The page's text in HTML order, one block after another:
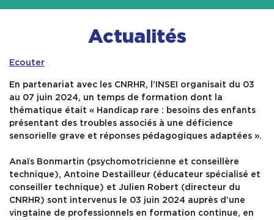
Actualités
Ecouter
En partenariat avec les CNRHR, l’INSEI organisait du 03
au 07 juin 2024, un temps de formation dont la
thématique était « Handicap rare : besoins des enfants
présentant des troubles associés à une déficience
sensorielle grave et réponses pédagogiques adaptées ».
Anaïs Bonmartin (psychomotricienne et conseillère
technique), Antoine Destailleur (éducateur spécialisé et
conseiller technique) et Julien Robert (directeur du
CNRHR) sont intervenus le 03 juin 2024 auprès d’une
vingtaine de professionnels en formation continue, en